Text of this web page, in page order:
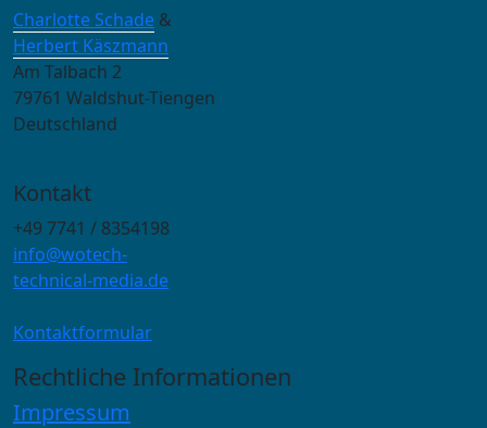
Charlotte Schade &
Herbert Käszmann
Am Talbach 2
79761 Waldshut-Tiengen
Deutschland
Kontakt
+49 7741 / 8354198
info@wotech-
technical-media.de
Kontaktformular
Rechtliche Informationen
Impressum